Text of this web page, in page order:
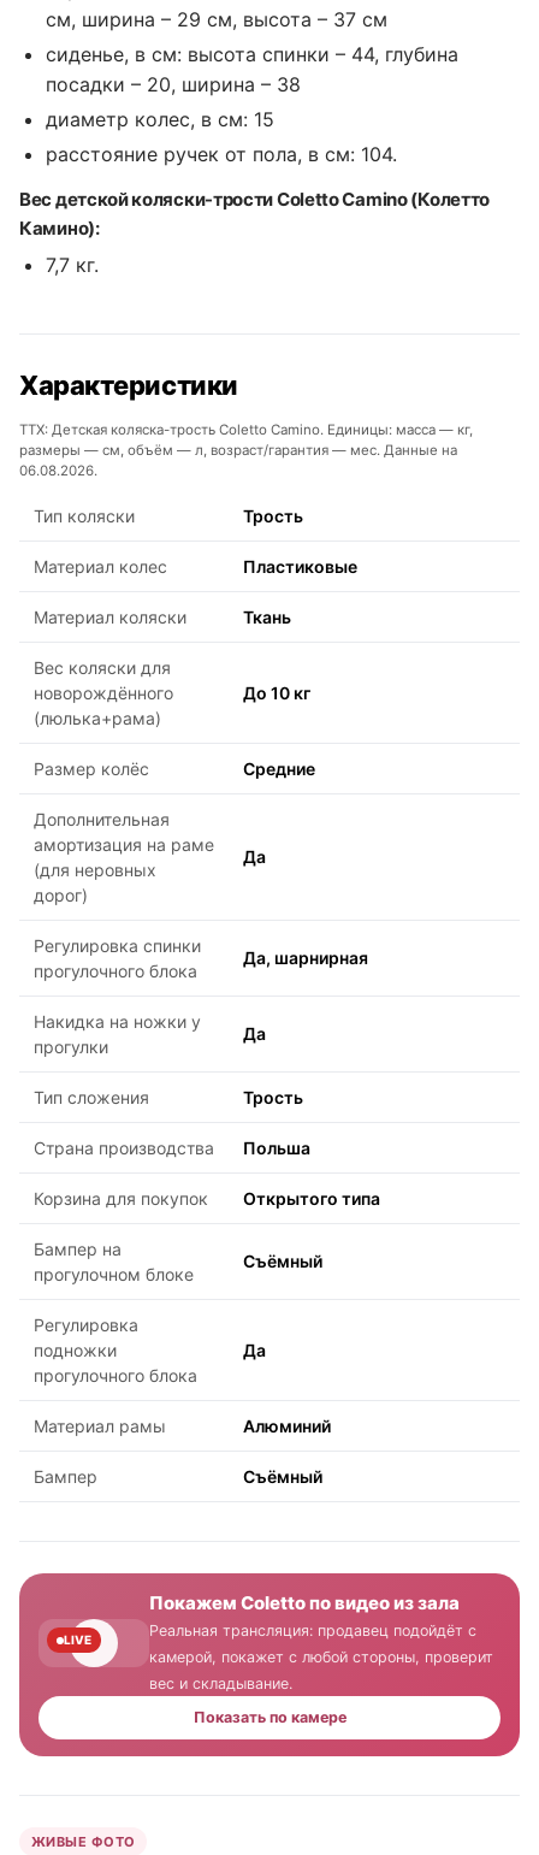
см, ширина – 29 см, высота – 37 см
сиденье, в см: высота спинки – 44, глубина
посадки – 20, ширина – 38
диаметр колес, в см: 15
расстояние ручек от пола, в см: 104.
Вес детской коляски-трости Coletto Camino (Колетто
Камино):
7,7 кг.
Характеристики
ТТХ: Детская коляска-трость Coletto Camino. Единицы: масса — кг,
размеры — см, объём — л, возраст/гарантия — мес. Данные на
06.08.2026.
Тип коляски Трость
Материал колес Пластиковые
Материал коляски Ткань
Вес коляски для
новорождённого
(люлька+рама)
До 10 кг
Размер колёс Средние
Дополнительная
амортизация на раме
(для неровных
дорог)
Да
Регулировка спинки
прогулочного блока
Да, шарнирная
Накидка на ножки у
прогулки
Да
Тип сложения Трость
Страна производства Польша
Корзина для покупок Открытого типа
Бампер на
прогулочном блоке
Съёмный
Регулировка
подножки
прогулочного блока
Да
Материал рамы Алюминий
Бампер Съёмный
LIVE
Покажем Coletto по видео из зала
Реальная трансляция: продавец подойдёт с
камерой, покажет с любой стороны, проверит
вес и складывание.
Показать по камере
ЖИВЫЕ ФОТО